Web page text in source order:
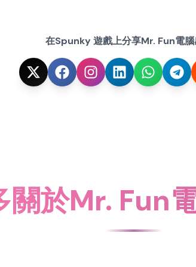
在Spunky 遊戲上分享Mr. Fun電腦
關於Mr. Fun